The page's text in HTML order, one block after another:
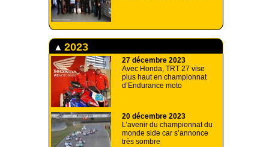
2023
27 décembre 2023
Avec Honda, TRT 27 vise
plus haut en championnat
d’Endurance moto
20 décembre 2023
L’avenir du championnat du
monde side car s’annonce
très sombre